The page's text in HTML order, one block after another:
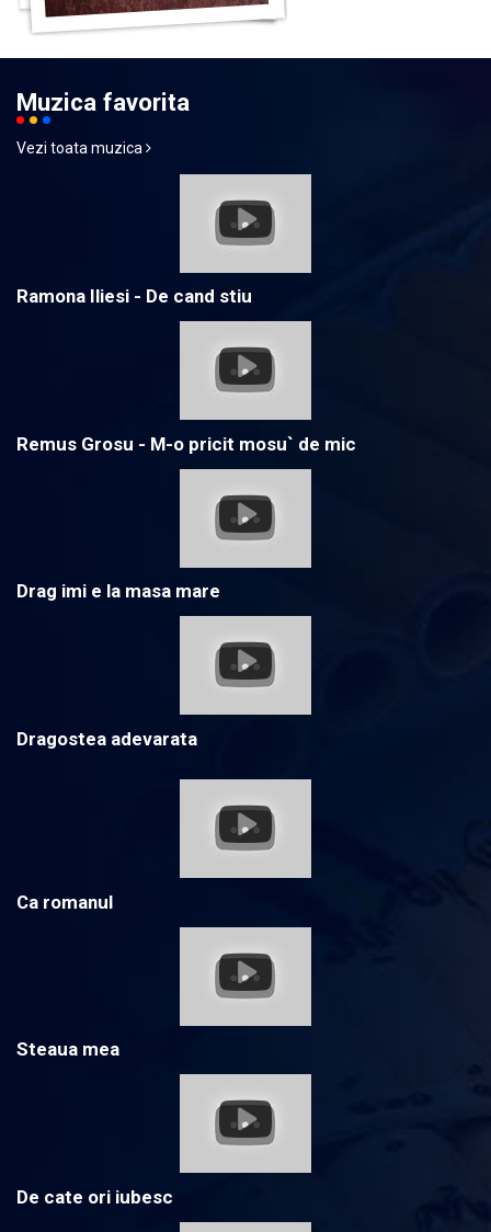
Muzica favorita
Vezi toata muzica
Ramona Iliesi - De cand stiu
Remus Grosu - M-o pricit mosu` de mic
Drag imi e la masa mare
Dragostea adevarata
Ca romanul
Steaua mea
De cate ori iubesc